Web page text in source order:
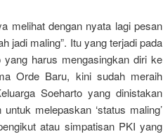
melihat dengan nyata lagi pesan
jadi maling”. Itu yang terjadi pada
harus mengasingkan diri ke
Orde Baru, kini sudah meraih
Soeharto yang dinistakan
melepaskan ‘status maling’
atau simpatisan PKI yang